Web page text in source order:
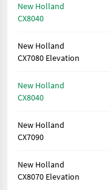
New Holland
CX8040
New Holland
CX7080 Elevation
New Holland
CX8040
New Holland
CX7090
New Holland
CX8070 Elevation